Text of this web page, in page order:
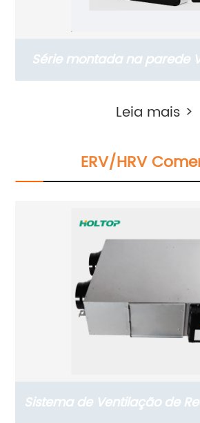
Série montada na parede
recuperação de energia
Leia mais >
ERV/HRV
Sistema de Ventilação de